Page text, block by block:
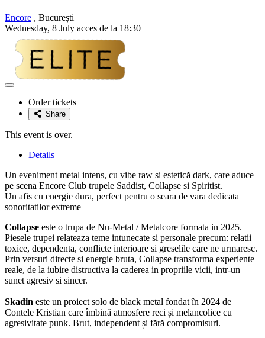
Encore , București
Wednesday, 8 July acces de la 18:30
Adaugă
favoriteOrder tickets
Share
This event is over.
Details
Un eveniment metal intens, cu vibe raw si estetică dark, care aduce
pe scena Encore Club trupele Saddist, Collapse si Spiritist.
Un afis cu energie dura, perfect pentru o seara de vara dedicata
sonoritatilor extreme
Collapse este o trupa de Nu-Metal / Metalcore formata in 2025.
Piesele trupei relateaza teme intunecate si personale precum: relatii
toxice, dependenta, conflicte interioare si greselile care ne urmaresc.
Prin versuri directe si energie bruta, Collapse transforma experiente
reale, de la iubire distructiva la caderea in propriile vicii, intr-un
sunet agresiv si sincer.
Skadin este un proiect solo de black metal fondat în 2024 de
Contele Kristian care îmbină atmosfere reci și melancolice cu
agresivitate punk. Brut, independent și fără compromisuri.